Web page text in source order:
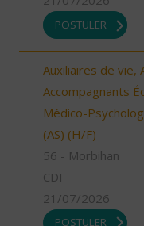
POSTULER
Auxiliaires de vie,
Accompagnants
Médico-
(AS) (H/F)
56 - Morbihan
CDI
21/07/2026
POSTULER